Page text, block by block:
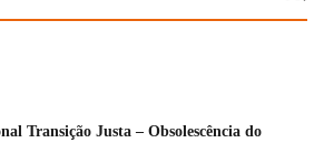
Transição Justa – Obsolescência do